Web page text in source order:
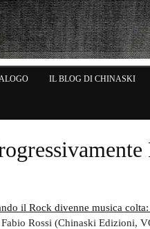
IL BLOG DI CHINASKI
il Rock divenne musica colta:
Rossi (Chinaski Edizioni,